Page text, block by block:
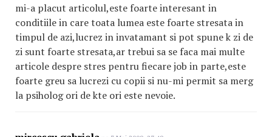
mi-a placut articolul,este foarte interesant in
conditiile in care toata lumea este foarte stresata in
timpul de azi,lucrez in invatamant si pot spune k zi de
zi sunt foarte stresata,ar trebui sa se faca mai multe
articole despre stres pentru fiecare job in parte,este
foarte greu sa lucrezi cu copii si nu-mi permit sa merg
la psiholog ori de kte ori este nevoie.